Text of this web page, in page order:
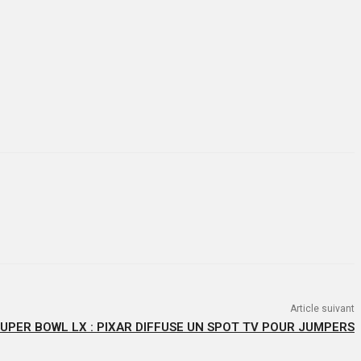
Article suivant
BOWL LX : PIXAR DIFFUSE UN SPOT TV POUR JUMPERS